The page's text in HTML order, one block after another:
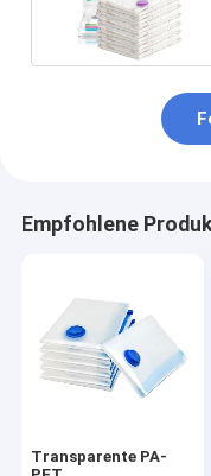
Empfohlene
Transparente PA-